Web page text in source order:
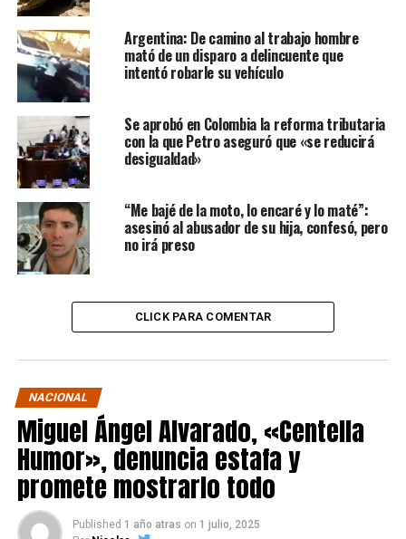
Argentina: De camino al trabajo hombre
mató de un disparo a delincuente que
intentó robarle su vehículo
Se aprobó en Colombia la reforma tributaria
con la que Petro aseguró que «se reducirá
desigualdad»
“Me bajé de la moto, lo encaré y lo maté”:
asesinó al abusador de su hija, confesó, pero
no irá preso
CLICK PARA COMENTAR
NACIONAL
Miguel Ángel Alvarado, «Centella
Humor», denuncia estafa y
promete mostrarlo todo
Published 1 año atras on 1 julio, 2025